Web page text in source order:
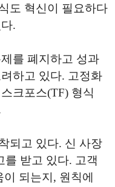
도 혁신이 필요하다
.
를 폐지하고 성과
하고 있다. 고정화
크포스(TF) 형식
되고 있다. 신 사장
를 받고 있다. 고객
되는지, 원칙에